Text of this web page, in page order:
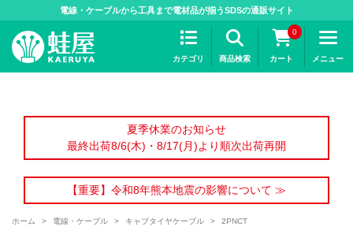
電線・ケーブルから工具まで電材品が揃うSDSの通販サイト
カテゴリ 商品検索
0
カート メニュー
夏季休業のお知らせ
最終出荷8/6(木)・8/17(月)より順次出荷再開
【重要】令和8年熊本地震の影響について ≫
ホーム > 電線・ケーブル > キャブタイヤケーブル > 2PNCT